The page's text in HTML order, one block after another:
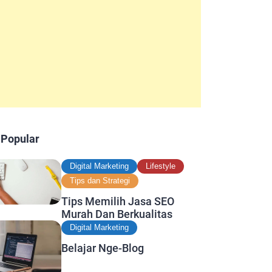
Digital Marketing
Lifestyle
Tips dan Strategi
Tips Memilih Jasa SEO
Murah Dan Berkualitas
Digital Marketing
Belajar Nge-Blog